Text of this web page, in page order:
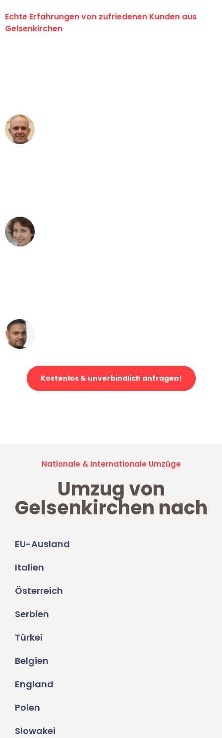
Echte Erfahrungen von zufriedenen Kunden aus
Gelsenkirchen
Kostenlos & unverbindlich anfragen!
Nationale & Internationale Umzüge
Umzug von
Gelsenkirchen nach
EU-Ausland
Italien
Österreich
Serbien
Türkei
Belgien
England
Polen
Slowakei